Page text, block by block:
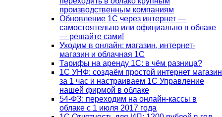
производственным компаниям
Обновление 1С через интернет —
самостоятельно или официально в облаке
— решайте сами!
Уходим в онлайн: магазин, интернет-
магазин и облачная 1С
Тарифы на аренду 1С: в чём разница?
1С УНФ: создаём простой интернет магазин
за 1 час и настраиваем 1С Управление
нашей фирмой в облаке
54-ФЗ: переходим на онлайн-кассы в
облаке с 1 июля 2017 года